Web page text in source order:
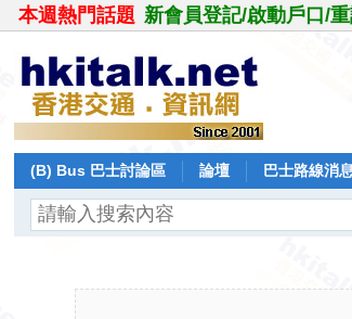
本週熱門話題 新會員登記/啟動戶口/
(B) Bus 巴士討論區 論壇 巴士路線消息